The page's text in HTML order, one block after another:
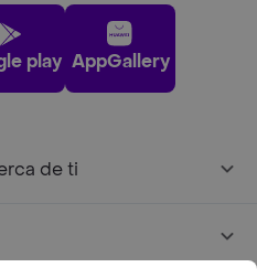
play AppGallery
de ti